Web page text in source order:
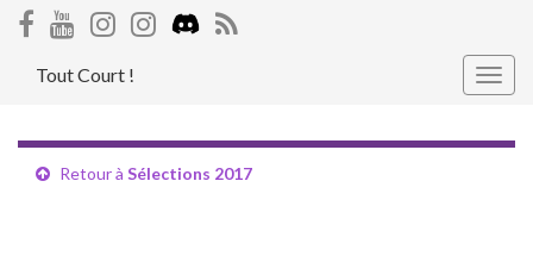
Tout Court !
Retour à Sélections 2017